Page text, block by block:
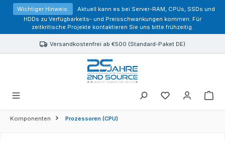
springen
Wichtiger Hinweis:
Aktuell kann es bei Server-RAM, CPUs, SSDs und
HDDs zu Verfügbarkeits- und Preisschwankungen kommen. Für
zeitkritische Projekte kontaktieren Sie uns bitte frühzeitig.
Versandkostenfrei ab €500 (Standard-Paket DE)
Sie haben 0
Komponenten Prozessoren (CPU)